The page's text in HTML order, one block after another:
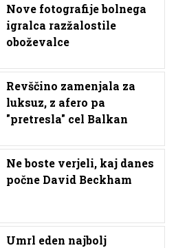
Nove fotografije bolnega
igralca razžalostile
oboževalce
Revščino zamenjala za
luksuz, z afero pa
"pretresla" cel Balkan
Ne boste verjeli, kaj danes
počne David Beckham
Umrl eden najbolj